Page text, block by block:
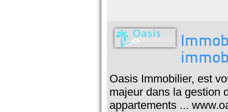
Oasis Immobilier, est
majeur dans la gestion
appartements ...